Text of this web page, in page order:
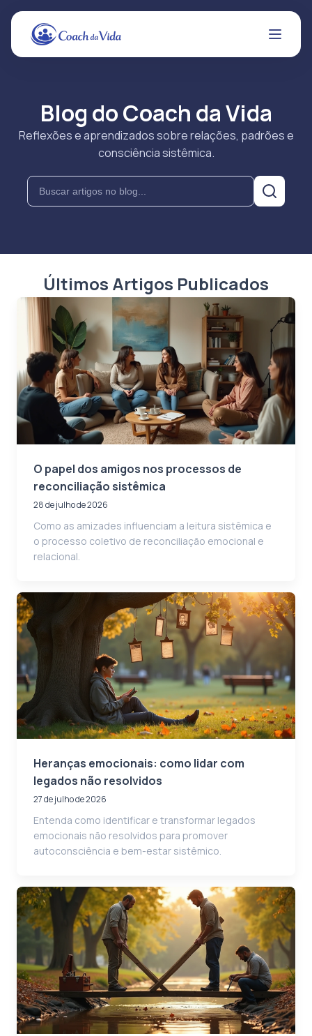
Blog do Coach da Vida
Reflexões e aprendizados sobre relações, padrões e
consciência sistêmica.
Últimos Artigos Publicados
O papel dos amigos nos processos de
reconciliação sistêmica
28 de julho de 2026
Como as amizades influenciam a leitura sistêmica e
o processo coletivo de reconciliação emocional e
relacional.
Heranças emocionais: como lidar com
legados não resolvidos
27 de julho de 2026
Entenda como identificar e transformar legados
emocionais não resolvidos para promover
autoconsciência e bem-estar sistêmico.